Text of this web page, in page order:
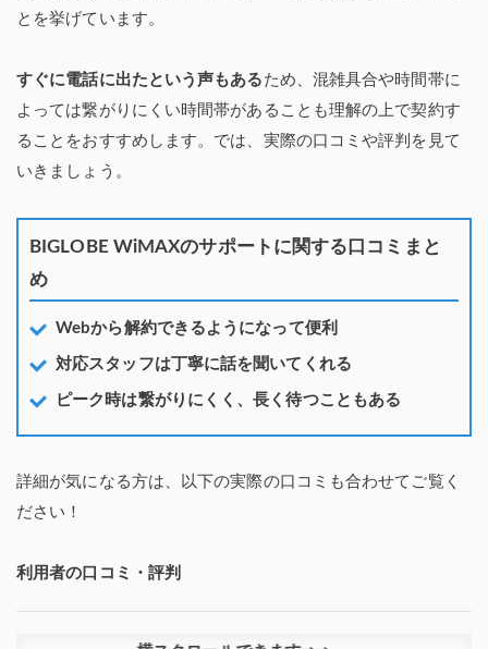
とを挙げています。
すぐに電話に出たという声もある ため、混雑具合や時間帯に
よっては繋がりにくい時間帯があることも理解の上で契約す
ることをおすすめします。では、実際の口コミや評判を見て
いきましょう。
BIGLOBE WiMAXのサポートに関する口コミまと
め
Webから解約できるようになって便利
対応スタッフは丁寧に話を聞いてくれる
ピーク時は繋がりにくく、長く待つこともある
詳細が気になる方は、以下の実際の口コミも合わせてご覧く
ださい！
利用者の口コミ・評判